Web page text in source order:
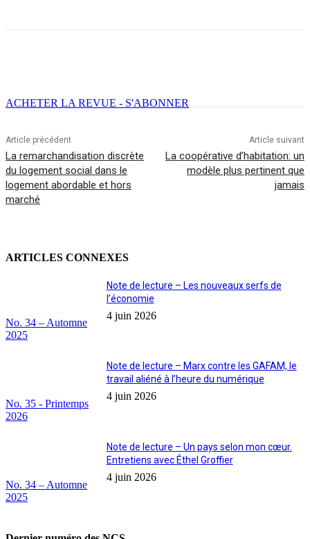
ACHETER LA REVUE - S'ABONNER
Article précédent
La remarchandisation discrète
du logement social dans le
logement abordable et hors
marché
Article suivant
La coopérative d’habitation: un
modèle plus pertinent que
jamais
ARTICLES CONNEXES
No. 34 – Automne
2025
Note de lecture – Les nouveaux serfs de
l’économie
4 juin 2026
No. 35 - Printemps
2026
Note de lecture – Marx contre les GAFAM, le
travail aliéné à l’heure du numérique
4 juin 2026
No. 34 – Automne
2025
Note de lecture – Un pays selon mon cœur.
Entretiens avec Éthel Groffier
4 juin 2026